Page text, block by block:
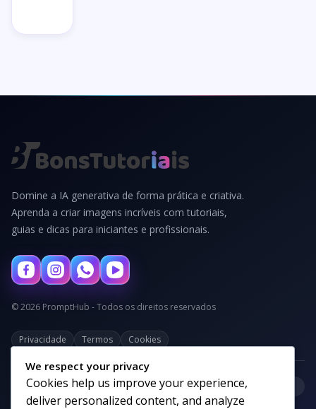
Domine a IA generativa de forma prática e criativa.
Aprenda a criar imagens incríveis com tutoriais,
guias e dicas para iniciantes e profissionais.
© 2026 PromptHub - Todos os direitos reservados
Privacidade Termos Cookies
Categorias
We respect your privacy
Cookies help us improve your experience,
deliver personalized content, and analyze